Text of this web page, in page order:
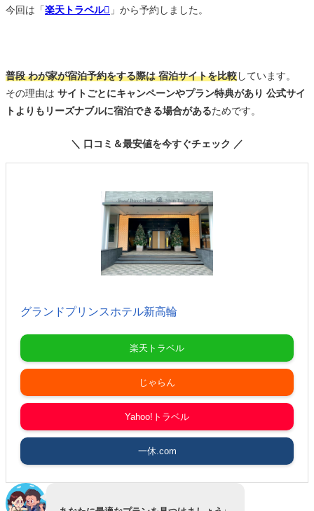
今回は「楽天トラベル 」から予約しました。
普段 わが家が宿泊予約をする際は 宿泊サイトを比較しています。
その理由は サイトごとにキャンペーンやプラン特典があり 公式サイ
トよりもリーズナブルに宿泊できる場合があるためです。
＼ 口コミ＆最安値を今すぐチェック ／
グランドプリンスホテル新高輪
楽天トラベル
じゃらん
Yahoo!トラベル
一休.com